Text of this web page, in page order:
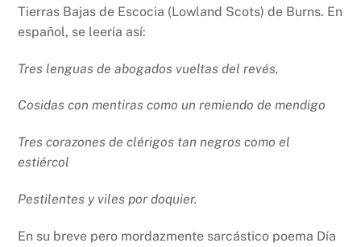
Tierras Bajas de Escocia (Lowland Scots) de Burns. En
español, se leería así:
Tres lenguas de abogados vueltas del revés,
Cosidas con mentiras como un remiendo de mendigo
Tres corazones de clérigos tan negros como el
estiércol
Pestilentes y viles por doquier.
En su breve pero mordazmente sarcástico poema Día